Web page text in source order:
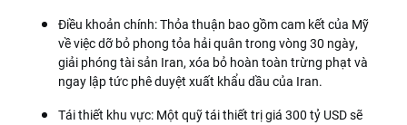
Điều khoản chính: Thỏa thuận bao gồm cam kết của Mỹ
về việc dỡ bỏ phong tỏa hải quân trong vòng 30 ngày,
giải phóng tài sản Iran, xóa bỏ hoàn toàn trừng phạt và
ngay lập tức phê duyệt xuất khẩu dầu của Iran.
Tái thiết khu vực: Một quỹ tái thiết trị giá 300 tỷ USD sẽ